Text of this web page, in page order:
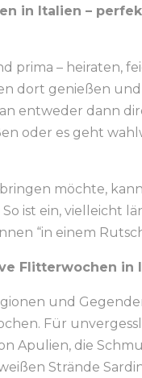
in Italien –
prima – heiraten,
dort genießen
entweder dann
oder es geht
möchte,
ist ein, vielleicht
“in einem
Flitterwochen in
und
Für
Apulien, die
Strände